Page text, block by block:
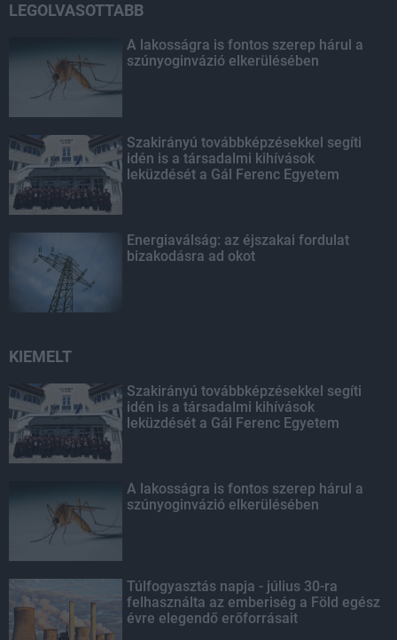
LEGOLVASOTTABB
A lakosságra is fontos szerep hárul a
szúnyoginvázió elkerülésében
Szakirányú továbbképzésekkel segíti
idén is a társadalmi kihívások
leküzdését a Gál Ferenc Egyetem
Energiaválság: az éjszakai fordulat
bizakodásra ad okot
KIEMELT
Szakirányú továbbképzésekkel segíti
idén is a társadalmi kihívások
leküzdését a Gál Ferenc Egyetem
A lakosságra is fontos szerep hárul a
szúnyoginvázió elkerülésében
Túlfogyasztás napja - július 30-ra
felhasználta az emberiség a Föld egész
évre elegendő erőforrásait